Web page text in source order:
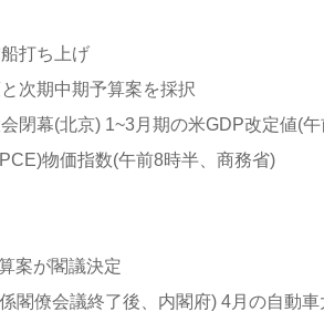
打ち上げ
次期中期予算案を採択
閉幕(北京) 1~3月期の米GDP改定値(
物価指数(午前8時半、商務省)
案が閣議決定
閣僚会議終了後、内閣府) 4月の自動